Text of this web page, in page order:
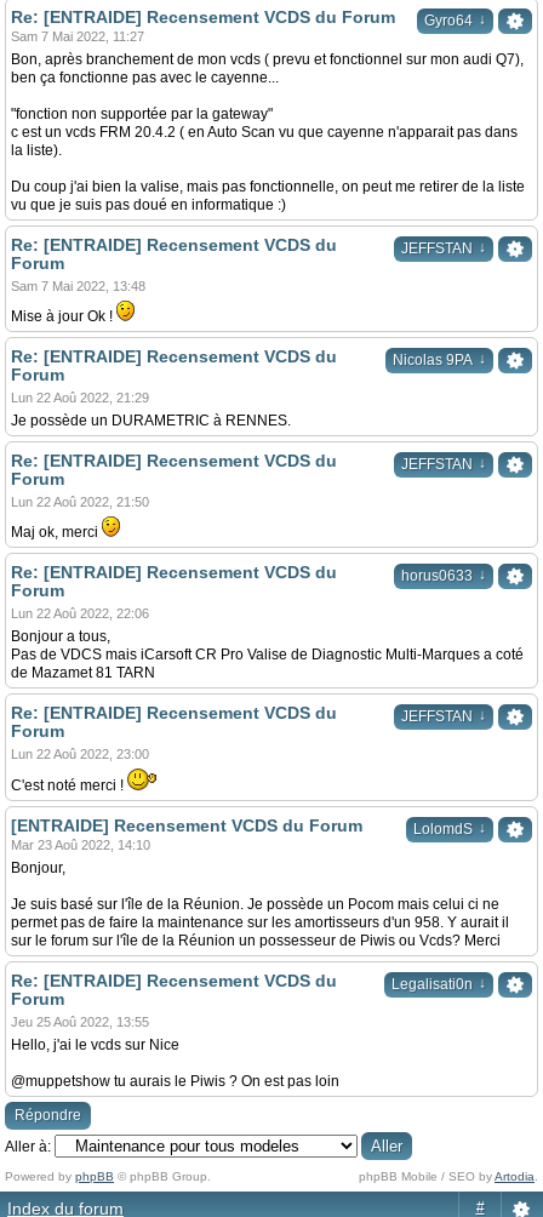
Gyro64 ↓
Re: [ENTRAIDE] Recensement VCDS du Forum
Sam 7 Mai 2022, 11:27
Bon, après branchement de mon vcds ( prevu et fonctionnel sur mon audi Q7),
ben ça fonctionne pas avec le cayenne...
"fonction non supportée par la gateway"
c est un vcds FRM 20.4.2 ( en Auto Scan vu que cayenne n'apparait pas dans
la liste).
Du coup j'ai bien la valise, mais pas fonctionnelle, on peut me retirer de la liste
vu que je suis pas doué en informatique :)
JEFFSTAN ↓
Re: [ENTRAIDE] Recensement VCDS du
Forum
Sam 7 Mai 2022, 13:48
Mise à jour Ok !
Nicolas 9PA ↓
Re: [ENTRAIDE] Recensement VCDS du
Forum
Lun 22 Aoû 2022, 21:29
Je possède un DURAMETRIC à RENNES.
JEFFSTAN ↓
Re: [ENTRAIDE] Recensement VCDS du
Forum
Lun 22 Aoû 2022, 21:50
Maj ok, merci
horus0633 ↓
Re: [ENTRAIDE] Recensement VCDS du
Forum
Lun 22 Aoû 2022, 22:06
Bonjour a tous,
Pas de VDCS mais iCarsoft CR Pro Valise de Diagnostic Multi-Marques a coté
de Mazamet 81 TARN
JEFFSTAN ↓
Re: [ENTRAIDE] Recensement VCDS du
Forum
Lun 22 Aoû 2022, 23:00
C'est noté merci !
LolomdS ↓
[ENTRAIDE] Recensement VCDS du Forum
Mar 23 Aoû 2022, 14:10
Bonjour,
Je suis basé sur l'île de la Réunion. Je possède un Pocom mais celui ci ne
permet pas de faire la maintenance sur les amortisseurs d'un 958. Y aurait il
sur le forum sur l'île de la Réunion un possesseur de Piwis ou Vcds? Merci
Legalisati0n ↓
Re: [ENTRAIDE] Recensement VCDS du
Forum
Jeu 25 Aoû 2022, 13:55
Hello, j'ai le vcds sur Nice
@muppetshow tu aurais le Piwis ? On est pas loin
Répondre
Aller à:
Powered by phpBB © phpBB Group. phpBB Mobile / SEO byArtodia
Index du forum #